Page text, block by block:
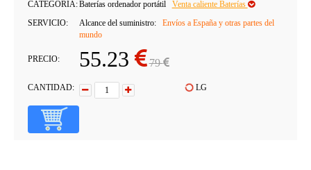
CATEGORÍA:Baterías ordenador portátil
Venta caliente Baterías
SERVICIO:
Alcance del suministro:
Envíos a España y otras partes del
mundo
PRECIO: 55.23 79
CANTIDAD: LG